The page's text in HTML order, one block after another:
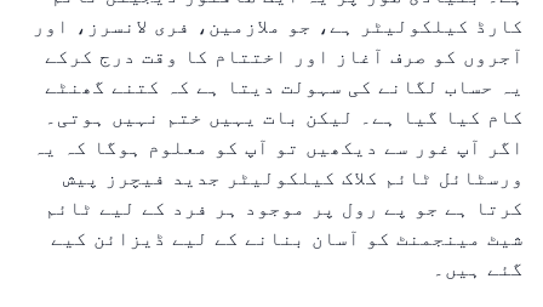
کارڈ کیلکولیٹر ہے، جو ملازمین، فری لانسرز، اور
آجروں کو صرف آغاز اور اختتام کا وقت درج کرکے
یہ حساب لگانے کی سہولت دیتا ہے کہ کتنے گھنٹے
کام کیا گیا ہے۔ لیکن بات یہیں ختم نہیں ہوتی۔
اگر آپ غور سے دیکھیں تو آپ کو معلوم ہوگا کہ یہ
ورسٹائل ٹائم کلاک کیلکولیٹر جدید فیچرز پیش
کرتا ہے جو پے رول پر موجود ہر فرد کے لیے ٹائم
شیٹ مینجمنٹ کو آسان بنانے کے لیے ڈیزائن کیے
گئے ہیں۔